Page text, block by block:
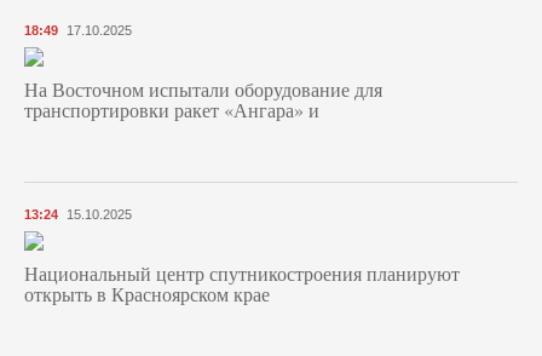
18:49 17.10.2025
На Восточном испытали оборудование для
транспортировки ракет «Ангара» и
13:24 15.10.2025
Национальный центр спутникостроения планируют
открыть в Красноярском крае